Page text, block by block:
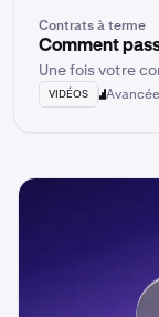
Contrats à terme
Comment
terme dans
Une fois votre
et
passer votre
VIDÉOS Avancée